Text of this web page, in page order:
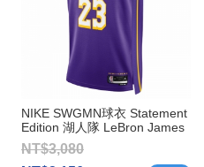
NIKE SWGMN球衣 Statement
Edition 湖人隊 LeBron James
NT$3,080